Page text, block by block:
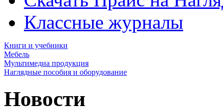
Классные журналы
Книги и учебники
Мебель
Мультимедиа продукция
Наглядные пособия и оборудование
Новости